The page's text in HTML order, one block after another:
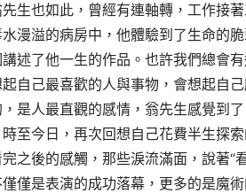
生也如此，曾經有連軸轉，工作接
漫溢的病房中，他體驗到了生命的
述了他一生的作品。也許我們總會
自己最喜歡的人與事物，會想起自
是人最直觀的感情，翁先生感覺到
至今日，再次回想自己花費半生探
之後的感觸，那些淚流滿面，說著“
僅是表演的成功落幕，更多的是魔